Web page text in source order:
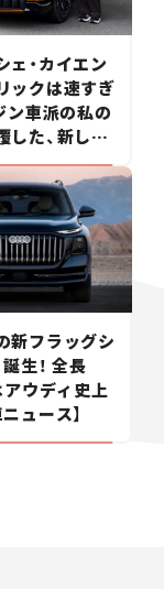
ェ・カイエン
ックは速すぎ
ン車派の私の
した、新しい
走り。
新フラッグシ
誕生！ 全長
ウディ史上
ュース】